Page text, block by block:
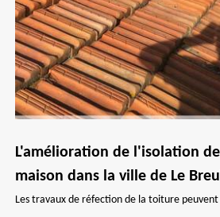
L'amélioration de l'isolation
maison dans la ville de Le
Les travaux de réfection de la toiture peuvent